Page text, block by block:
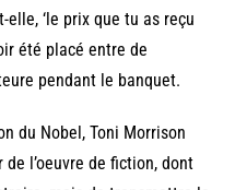
elle, ‘le prix que tu as reçu
été placé entre de
pendant le banquet.
du Nobel, Toni Morrison
l’oeuvre de fiction, dont